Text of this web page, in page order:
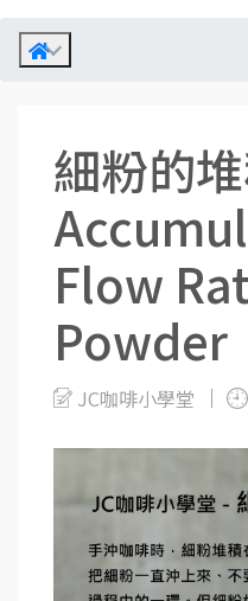
細粉的
Flow
Powder
JC咖啡小學堂